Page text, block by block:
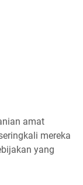
amat
mereka
yang